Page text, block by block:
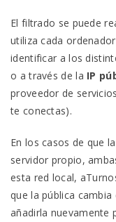
El filtrado se puede
utiliza cada
identificar a los
o a través de la IP
proveedor de
te conectas).
En los casos de que
servidor propio,
esta red local,
que la pública
añadirla nuevamente